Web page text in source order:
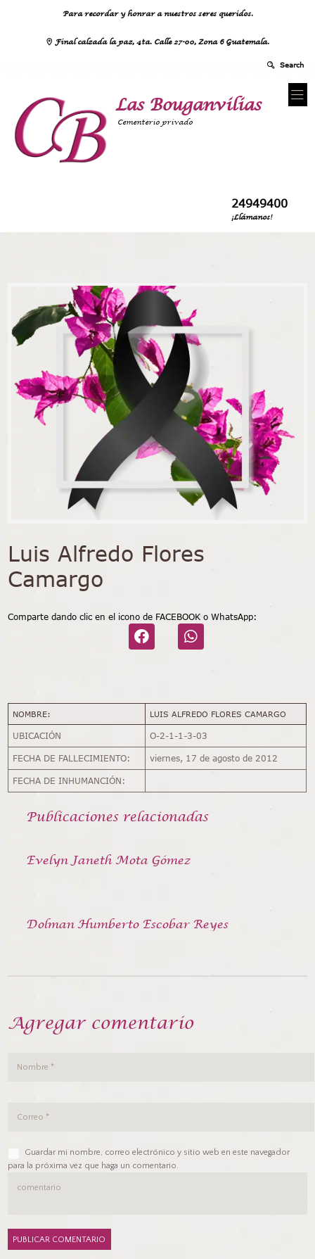
Para recordar y honrar a nuestros seres queridos.
Final calzada la paz, 4ta. Calle 27-00, Zona 6 Guatemala.
Las Bouganvilias
Cementerio privado
24949400
¡Llámanos!
Luis Alfredo Flores
Camargo
Comparte dando clic en el icono de FACEBOOK o WhatsApp:
NOMBRE: LUIS ALFREDO FLORES CAMARGO
UBICACIÓN O-2-1-1-3-03
FECHA DE FALLECIMIENTO: viernes, 17 de agosto de 2012
FECHA DE INHUMANCIÓN:
Publicaciones relacionadas
Evelyn Janeth Mota Gómez
Dolman Humberto Escobar Reyes
Agregar comentario
Guardar mi nombre, correo electrónico y sitio web en este navegador
para la próxima vez que haga un comentario.